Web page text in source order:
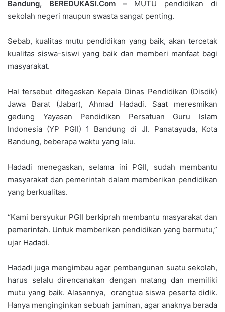
Bandung, BEREDUKASI.Com –MUTU pendidikan di
sekolah negeri maupun swasta sangat penting.
Sebab, kualitas mutu pendidikan yang baik, akan tercetak
kualitas siswa-siswi yang baik dan memberi manfaat bagi
masyarakat.
Hal tersebut ditegaskan Kepala Dinas Pendidikan (Disdik)
Jawa Barat (Jabar), Ahmad Hadadi. Saat meresmikan
gedung Yayasan Pendidikan Persatuan Guru Islam
Indonesia (YP PGII) 1 Bandung di Jl. Panatayuda, Kota
Bandung, beberapa waktu yang lalu.
Hadadi menegaskan, selama ini PGII, sudah membantu
masyarakat dan pemerintah dalam memberikan pendidikan
yang berkualitas.
“Kami bersyukur PGII berkiprah membantu masyarakat dan
pemerintah. Untuk memberikan pendidikan yang bermutu,”
ujar Hadadi.
Hadadi juga mengimbau agar pembangunan suatu sekolah,
harus selalu direncanakan dengan matang dan memiliki
mutu yang baik. Alasannya, orangtua siswa peserta didik.
Hanya menginginkan sebuah jaminan, agar anaknya berada